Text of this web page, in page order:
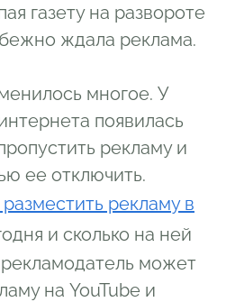
газету на развороте
ждала реклама.
многое. У
появилась
рекламу и
ее отключить.
рекламу в
и сколько на ней
может
на YouTube и